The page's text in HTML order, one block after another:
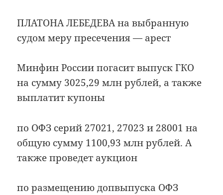
ПЛАТОНА ЛЕБЕДЕВА на выбранную
судом меру пресечения — арест
Минфин России погасит выпуск ГКО
на сумму 3025,29 млн рублей, а также
выплатит купоны
по ОФЗ серий 27021, 27023 и 28001 на
общую сумму 1100,93 млн рублей. А
также проведет аукцион
по размещению допвыпуска ОФЗ